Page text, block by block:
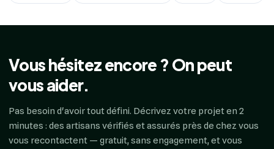
Vous hésitez encore ? On peut
vous aider.
Pas besoin d'avoir tout défini. Décrivez votre projet en 2
minutes : des artisans vérifiés et assurés près de chez vous
vous recontactent — gratuit, sans engagement, et vous